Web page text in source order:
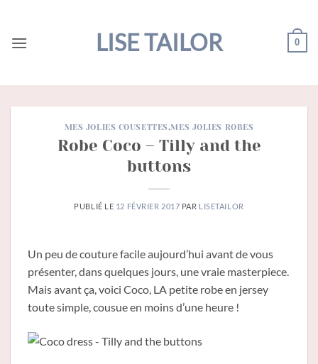
contenu
LISE TAILOR 0
MES JOLIES COUSETTES,MES JOLIES ROBES
Robe Coco – Tilly and the
buttons
PUBLIÉ LE 12 FÉVRIER 2017 PAR LISETAILOR
Un peu de couture facile aujourd’hui avant de vous
présenter, dans quelques jours, une vraie masterpiece.
Mais avant ça, voici Coco, LA petite robe en jersey
toute simple, cousue en moins d’une heure !